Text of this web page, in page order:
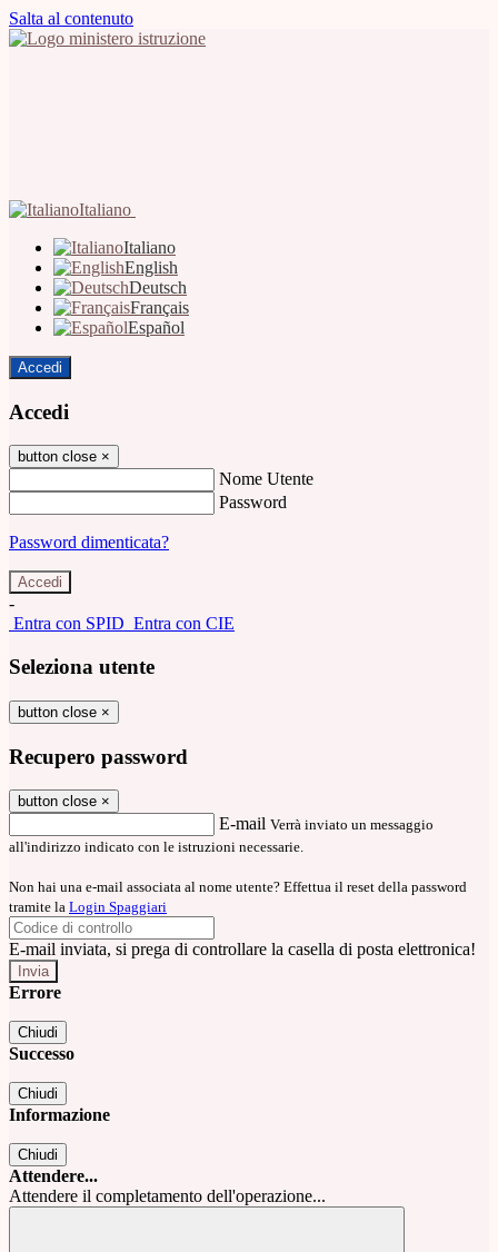
Salta al contenuto
Italiano
Italiano
English
Deutsch
Français
Español
Accedi
Accedi
button close ×
Nome Utente
Password
Password dimenticata?
-
Entra con SPID Entra con CIE
Seleziona utente
button close ×
Recupero password
button close ×
E-mail Verrà inviato un messaggio
all'indirizzo indicato con le istruzioni necessarie.
Non hai una e-mail associata al nome utente? Effettua il reset della password
tramite la Login Spaggiari
E-mail inviata, si prega di controllare la casella di posta elettronica!
Errore
Chiudi
Successo
Chiudi
Informazione
Chiudi
Attendere...
Attendere il completamento dell'operazione...